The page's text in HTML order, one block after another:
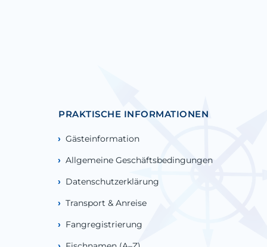
PRAKTISCHE INFORMATIONEN
Gästeinformation
Allgemeine Geschäftsbedingungen
Datenschutzerklärung
Transport & Anreise
Fangregistrierung